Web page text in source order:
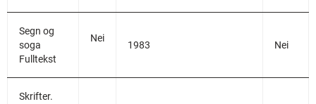
Segn og
soga
Fulltekst
Nei
1983 Nei
Skrifter.